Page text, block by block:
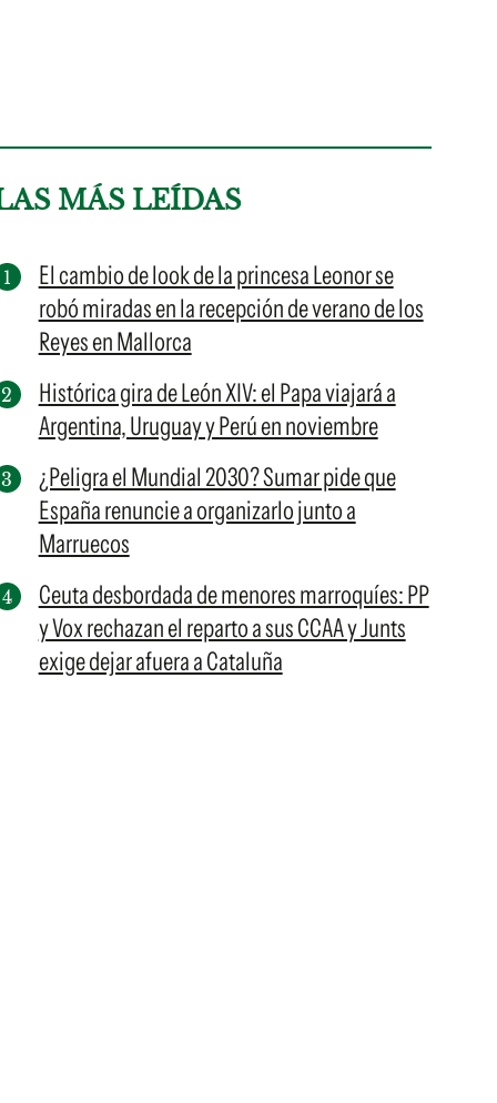
MÁS LEÍDAS
El cambio de look de la princesa Leonor se
robó miradas en la recepción de verano de los
Reyes en Mallorca
Histórica gira de León XIV: el Papa viajará a
Argentina, Uruguay y Perú en noviembre
¿Peligra el Mundial 2030? Sumar pide que
España renuncie a organizarlo junto a
Marruecos
Ceuta desbordada de menores marroquíes: PP
y Vox rechazan el reparto a sus CCAA y Junts
exige dejar afuera a Cataluña